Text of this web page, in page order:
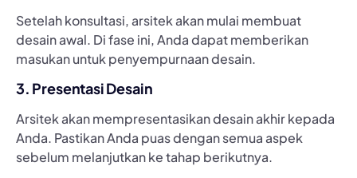
Setelah konsultasi, arsitek akan mulai membuat
desain awal. Di fase ini, Anda dapat memberikan
masukan untuk penyempurnaan desain.
3. Presentasi Desain
Arsitek akan mempresentasikan desain akhir kepada
Anda. Pastikan Anda puas dengan semua aspek
sebelum melanjutkan ke tahap berikutnya.